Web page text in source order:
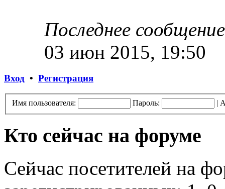
Последнее сообщение
03 июн 2015, 19:50
Вход • Регистрация
Имя пользователя: Пароль: |
Кто сейчас на форуме
Сейчас посетителей на